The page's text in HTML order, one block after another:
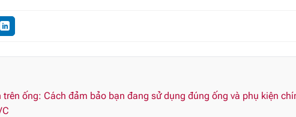
ống: Cách đảm bảo bạn đang sử dụng đúng ống và phụ kiện